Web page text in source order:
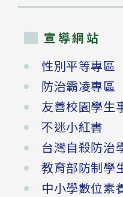
宣導網站
性別平等專區
防治霸凌專區
友善校園學生
不迷小紅書
台灣自殺防治
教育部防制學
中小學數位素